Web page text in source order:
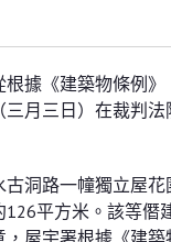
從清拆令
元
據《建築物條例
月三日）在裁判
洞路一幢獨立屋
平方米。該等僭
屋宇署根據《建